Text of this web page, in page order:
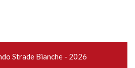
Strade Bianche - 2026